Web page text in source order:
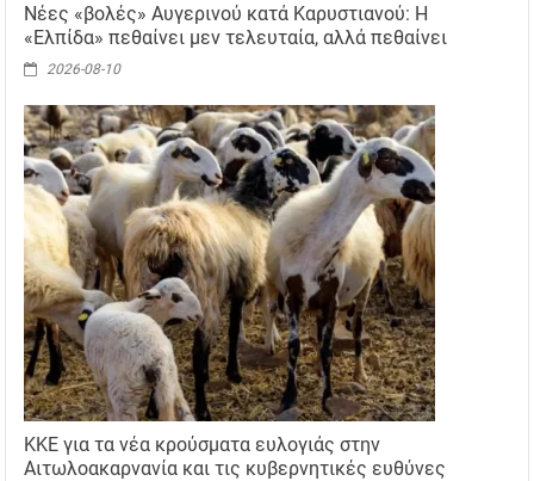
Νέες «βολές» Αυγερινού κατά Καρυστιανού: Η
«Ελπίδα» πεθαίνει μεν τελευταία, αλλά πεθαίνει
2026-08-10
ΚΚΕ για τα νέα κρούσματα ευλογιάς στην
Αιτωλοακαρνανία και τις κυβερνητικές ευθύνες